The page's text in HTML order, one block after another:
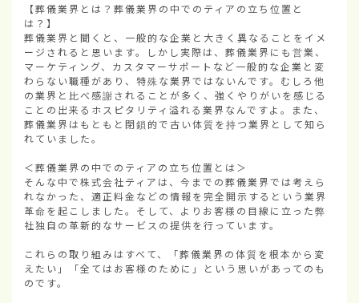
【葬儀業界とは？葬儀業界の中でのティアの立ち位置と
は？】
葬儀業界と聞くと、一般的な企業と大きく異なることをイメ
ージされると思います。しかし実際は、葬儀業界にも営業、
マーケティング、カスタマーサポートなど一般的な企業と変
わらない職種があり、特殊な業界ではないんです。むしろ他
の業界と比べ感謝されることが多く、強くやりがいを感じる
ことの出来るホスピタリティ溢れる業界なんですよ。また、
葬儀業界はもともと閉鎖的で古い体質を持つ業界として知ら
れていました。
＜葬儀業界の中でのティアの立ち位置とは＞
そんな中で株式会社ティアは、今までの葬儀業界では考えら
れなかった、適正料金などの情報を完全開示するという業界
革命を起こしました。そして、よりお客様の目線に立った弊
社独自の革新的なサービスの提供を行っています。
これらの取り組みはすべて、「葬儀業界の体質を根本から変
えたい」「全てはお客様のために」という思いがあってのも
のです。